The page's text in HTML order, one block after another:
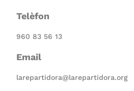
Telèfon
960 83 56 13
Email
larepartidora@larepartidora.org